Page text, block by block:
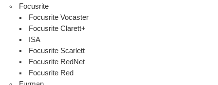
Focusrite
Focusrite Vocaster
Focusrite Clarett+
ISA
Focusrite Scarlett
Focusrite RedNet
Focusrite Red